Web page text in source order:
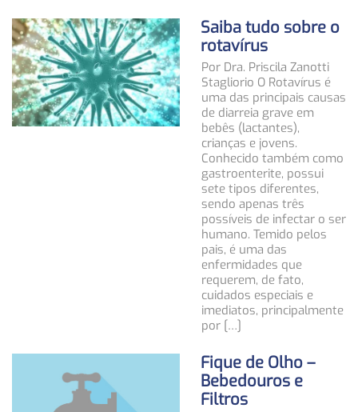
Saiba tudo sobre o
rotavírus
Por Dra. Priscila Zanotti
Stagliorio O Rotavírus é
uma das principais causas
de diarreia grave em
bebês (lactantes),
crianças e jovens.
Conhecido também como
gastroenterite, possui
sete tipos diferentes,
sendo apenas três
possíveis de infectar o ser
humano. Temido pelos
pais, é uma das
enfermidades que
requerem, de fato,
cuidados especiais e
imediatos, principalmente
por […]
Fique de Olho –
Bebedouros e
Filtros